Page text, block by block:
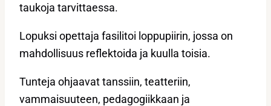
taukoja tarvittaessa.
Lopuksi opettaja fasilitoi loppupiirin, jossa on
mahdollisuus reflektoida ja kuulla toisia.
Tunteja ohjaavat tanssiin, teatteriin,
vammaisuuteen, pedagogiikkaan ja